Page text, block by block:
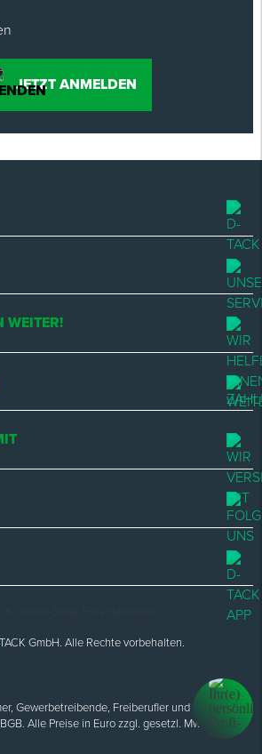
JETZT ANMELDEN
WEITER!
GmbH. Alle Rechte vorbehalten.
Gewerbetreibende, Freiberufler und öffentliche
Alle Preise in Euro zzgl. gesetzl. MwSt.